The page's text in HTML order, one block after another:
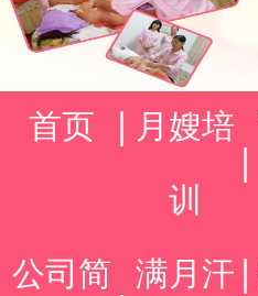
首页
月嫂培
训
公司简 满月汗